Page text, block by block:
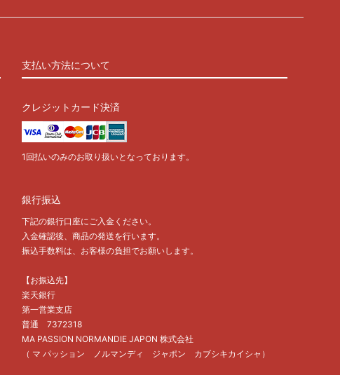
支払い方法について
クレジットカード決済
1回払いのみのお取り扱いとなっております。
銀行振込
下記の銀行口座にご入金ください。
入金確認後、商品の発送を行います。
振込手数料は、お客様の負担でお願いします。
【お振込先】
楽天銀行
第一営業支店
普通 7372318
MA PASSION NORMANDIE JAPON 株式会社
（ マ パッション ノルマンディ ジャポン カブシキカイシャ）